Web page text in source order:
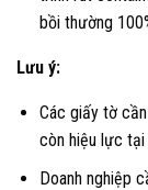
bồi thường
Lưu ý:
Các giấy tờ
còn hiệu lực tại
Doanh nghiệp